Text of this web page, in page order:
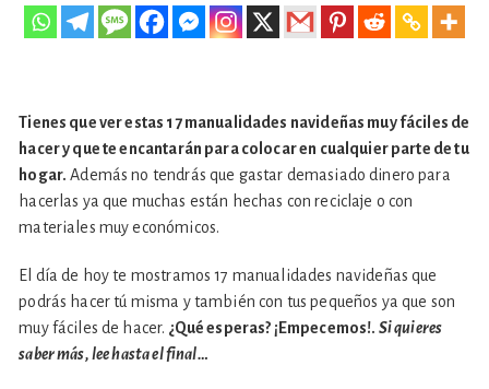
Tienes que ver estas 17 manualidades navideñas muy fáciles de
hacer y que te encantarán para colocar en cualquier parte de tu
hogar. Además no tendrás que gastar demasiado dinero para
hacerlas ya que muchas están hechas con reciclaje o con
materiales muy económicos.
El día de hoy te mostramos 17 manualidades navideñas que
podrás hacer tú misma y también con tus pequeños ya que son
muy fáciles de hacer. ¿Qué esperas? ¡Empecemos!. Si quieres
saber más, lee hasta el final…